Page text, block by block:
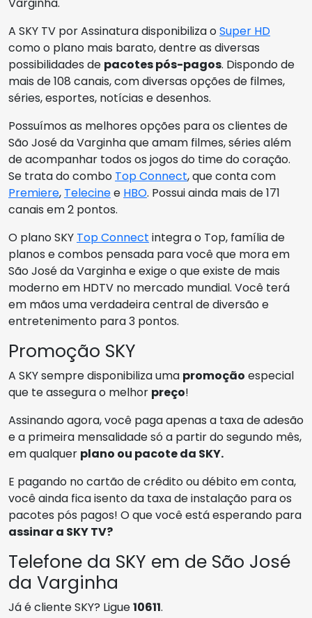
A SKY TV por Assinatura disponibiliza oSuper HD
como o plano mais barato, dentre as diversas
possibilidades de pacotes pós-pagos. Dispondo de
mais de 108 canais, com diversas opções de filmes,
séries, esportes, notícias e desenhos.
Possuímos as melhores opções para os clientes de
São José da Varginha que amam filmes, séries além
de acompanhar todos os jogos do time do coração.
Se trata do combo Top Connect, que conta com
Premiere, Telecinee HBO. Possui ainda mais de 171
canais em 2 pontos.
O plano SKY Top Connect integra o Top, família de
planos e combos pensada para você que mora em
São José da Varginha e exige o que existe de mais
moderno em HDTV no mercado mundial. Você terá
em mãos uma verdadeira central de diversão e
entretenimento para 3 pontos.
Promoção SKY
A SKY sempre disponibiliza uma promoção especial
que te assegura o melhor preço!
Assinando agora, você paga apenas a taxa de adesão
e a primeira mensalidade só a partir do segundo mês,
em qualquer plano ou pacote da SKY.
E pagando no cartão de crédito ou débito em conta,
você ainda fica isento da taxa de instalação para os
pacotes pós pagos! O que você está esperando para
assinar a SKY TV?
Telefone da SKY em de São José
da Varginha
Já é cliente SKY? Ligue10611.